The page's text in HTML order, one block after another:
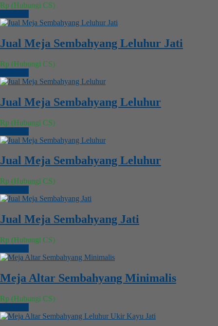
Rp (Hubungi CS)
Jual Meja Sembahyang Leluhur Jati
Rp (Hubungi CS)
Jual Meja Sembahyang Leluhur
Rp (Hubungi CS)
Jual Meja Sembahyang Leluhur
Rp (Hubungi CS)
Jual Meja Sembahyang Jati
Rp (Hubungi CS)
Meja Altar Sembahyang Minimalis
Rp (Hubungi CS)